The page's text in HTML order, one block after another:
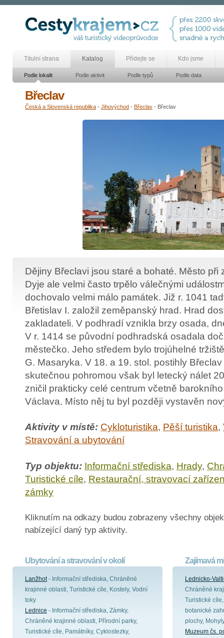
Titulní strana Katalog Přidejte se Kdo jsme
Podle lokalit Podle aktivit Podle typů Podle data
Břeclav
Česká a Slovenská republika - Jihovýchod - Břeclav - Břeclav
Dějiny Břeclavi jsou staré a bohaté. Město při
Dyje ale velmi často trpělo válečnými
dochovalo velmi málo památek. Již r. 1041
Břetislav I. založil zeměpanský hrad. Hrad
zakladateli. V podhradí vznikla brzy osada,
V r. 1414 se původní podhradská osadala
městečko. Jeho středem bylo trojúhelné
G. Masaryka. V 18. a 19. stol. postihly
skutečnou pohromou však byl letecký nálet
zničil prakticky celé centrum včetně
Václava. Místo něj tu byl později vystavěn
Aktivity v místě: Cykloturistika, Pěší turistika,
Stravování a ubytování
Typ objektu: Informační střediska, Hrady,
Turistické cíle, Restaurační, stravovací
zámky
Kliknutím na odkazy budou zobrazeny všechny
nabízející daný typ aktivity.
Ubytování a stravování v okolí
Lanžhot- Informační střediska, Chráněné
krajinné oblasti, Turistické cíle, Kostely, Vodní
toky
Lednice - Informační střediska, Zámky,
Chráněné krajinné oblasti, Přírodní parky,
Turistické cíle, Památníky, Cyklostezky,
Zajímavá
Lednicko-
Chráněné
Turistické
botanické
plochy,
Muzeum čs.